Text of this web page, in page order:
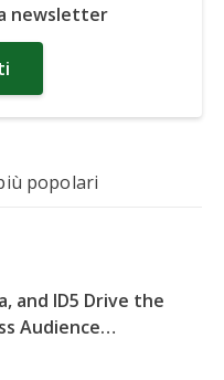
newsletter
popolari
and ID5 Drive the
Audience